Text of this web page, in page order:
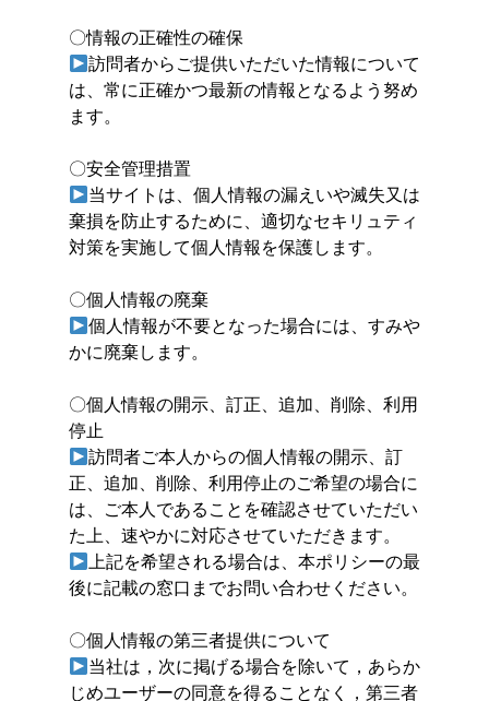
〇情報の正確性の確保
訪問者からご提供いただいた情報について
は、常に正確かつ最新の情報となるよう努め
ます。
〇安全管理措置
当サイトは、個人情報の漏えいや滅失又は
棄損を防止するために、適切なセキリュティ
対策を実施して個人情報を保護します。
〇個人情報の廃棄
個人情報が不要となった場合には、すみや
かに廃棄します。
〇個人情報の開示、訂正、追加、削除、利用
停止
訪問者ご本人からの個人情報の開示、訂
正、追加、削除、利用停止のご希望の場合に
は、ご本人であることを確認させていただい
た上、速やかに対応させていただきます。
上記を希望される場合は、本ポリシーの最
後に記載の窓口までお問い合わせください。
〇個人情報の第三者提供について
当社は，次に掲げる場合を除いて，あらか
じめユーザーの同意を得ることなく，第三者